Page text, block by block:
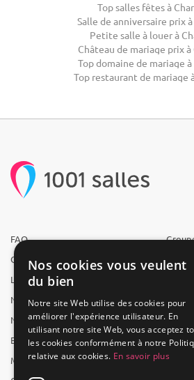
Top salles fêtes à
Salle de anniversaire prix
Petite salle à louer à
Château de mariage prix
Top domaine de mariage
Top restaurant de mariage
FAQ
Qui sommes-nous ?
L'équipe
Nous recrutons
Nos partenaires
Espace presse
Mentions légales
1001
1001
1001
MP2
Nos cookies vous veulent
du bien
Notre site Web utilise des cookies pour
améliorer l'expérience utilisateur. En
utilisant notre site Web, vous acceptez
les cookies conformément à notre
relative aux cookies. En savoir plus